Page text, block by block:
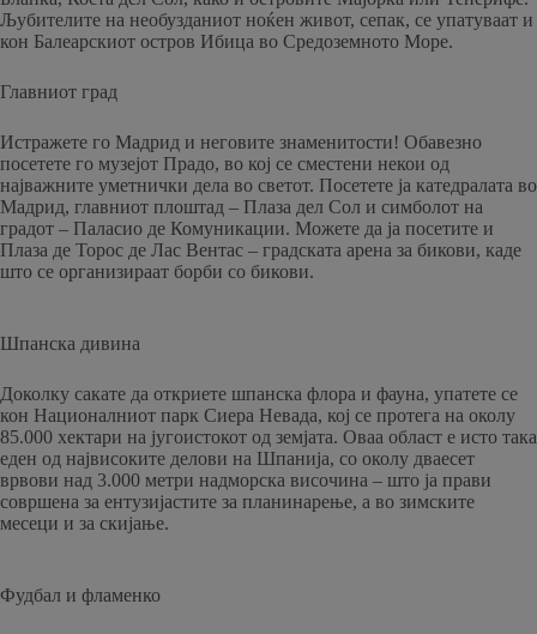
Љубителите на необузданиот ноќен живот, сепак, се упатуваат и
кон Балеарскиот остров Ибица во Средоземното Море.
Главниот град
Истражете го Мадрид и неговите знаменитости! Обавезно
посетете го музејот Прадо, во кој се сместени некои од
најважните уметнички дела во светот. Посетете ја катедралата во
Мадрид, главниот плоштад – Плаза дел Сол и симболот на
градот – Паласио де Комуникации. Можете да ја посетите и
Плаза де Торос де Лас Вентас – градската арена за бикови, каде
што се организираат борби со бикови.
Шпанска дивина
Доколку сакате да откриете шпанска флора и фауна, упатете се
кон Националниот парк Сиера Невада, кој се протега на околу
85.000 хектари на југоистокот од земјата. Оваа област е исто така
еден од највисоките делови на Шпанија, со околу дваесет
врвови над 3.000 метри надморска височина – што ја прави
совршена за ентузијастите за планинарење, а во зимските
месеци и за скијање.
Фудбал и фламенко